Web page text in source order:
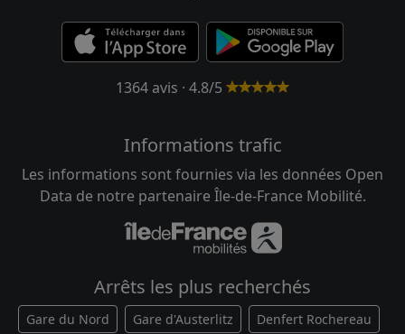
1364 avis · 4.8/5
Informations trafic
Les informations sont fournies via les données Open
Data de notre partenaire Île-de-France Mobilité.
Arrêts les plus recherchés
Gare du Nord Gare d'Austerlitz Denfert Rochereau